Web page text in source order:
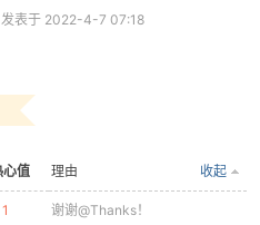
发表于 2022-4-7 07:18
心值 收起
理由
谢谢@Thanks！